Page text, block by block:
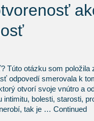
Túto otázku som položila
odpovedí smerovala k
otvorí svoje vnútro a
intimitu, bolesti, starosti,
tak je … Continued